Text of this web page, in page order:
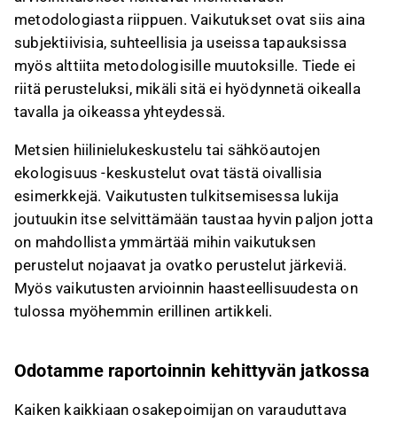
metodologiasta riippuen. Vaikutukset ovat siis aina
subjektiivisia, suhteellisia ja useissa tapauksissa
myös alttiita metodologisille muutoksille. Tiede ei
riitä perusteluksi, mikäli sitä ei hyödynnetä oikealla
tavalla ja oikeassa yhteydessä.
Metsien hiilinielukeskustelu tai sähköautojen
ekologisuus -keskustelut ovat tästä oivallisia
esimerkkejä. Vaikutusten tulkitsemisessa lukija
joutuukin itse selvittämään taustaa hyvin paljon jotta
on mahdollista ymmärtää mihin vaikutuksen
perustelut nojaavat ja ovatko perustelut järkeviä.
Myös vaikutusten arvioinnin haasteellisuudesta on
tulossa myöhemmin erillinen artikkeli.
Odotamme raportoinnin kehittyvän jatkossa
Kaiken kaikkiaan osakepoimijan on varauduttava